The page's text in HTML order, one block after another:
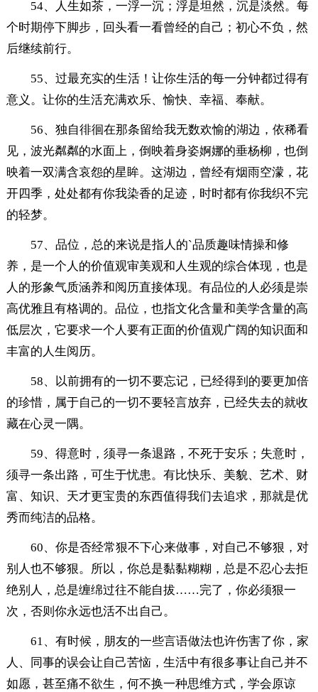
54、人生如茶，一浮一沉；浮是坦然，沉是淡然。每
个时期停下脚步，回头看一看曾经的自己；初心不负，然
后继续前行。
55、过最充实的生活！让你生活的每一分钟都过得有
意义。让你的生活充满欢乐、愉快、幸福、奉献。
56、独自徘徊在那条留给我无数欢愉的湖边，依稀看
见，波光粼粼的水面上，倒映着身姿婀娜的垂杨柳，也倒
映着一双满含哀怨的星眸。这湖边，曾经有烟雨空濛，花
开四季，处处都有你我染香的足迹，时时都有你我织不完
的轻梦。
57、品位，总的来说是指人的`品质趣味情操和修
养，是一个人的价值观审美观和人生观的综合体现，也是
人的形象气质涵养和阅历直接体现。有品位的人必须是崇
高优雅且有格调的。品位，也指文化含量和美学含量的高
低层次，它要求一个人要有正面的价值观广阔的知识面和
丰富的人生阅历。
58、以前拥有的一切不要忘记，已经得到的要更加倍
的珍惜，属于自己的一切不要轻言放弃，已经失去的就收
藏在心灵一隅。
59、得意时，须寻一条退路，不死于安乐；失意时，
须寻一条出路，可生于忧患。有比快乐、美貌、艺术、财
富、知识、天才更宝贵的东西值得我们去追求，那就是优
秀而纯洁的品格。
60、你是否经常狠不下心来做事，对自己不够狠，对
别人也不够狠。所以，你总是黏黏糊糊，总是不忍心去拒
绝别人，总是缠绵过往不能自拔……完了，你必须狠一
次，否则你永远也活不出自己。
61、有时候，朋友的一些言语做法也许伤害了你，家
人、同事的误会让自己苦恼，生活中有很多事让自己并不
如愿，甚至痛不欲生，何不换一种思维方式，学会原谅